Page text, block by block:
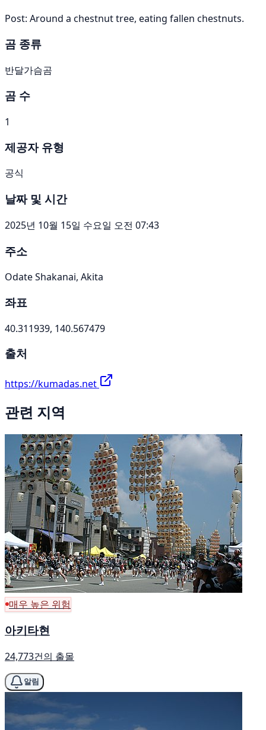
Post: Around a chestnut tree, eating fallen chestnuts.
곰 종류
반달가슴곰
곰 수
1
제공자 유형
공식
날짜 및 시간
2025년 10월 15일 수요일 오전 07:43
주소
Odate Shakanai, Akita
좌표
40.311939, 140.567479
출처
https://kumadas.net
관련 지역
매우 높은 위험
아키타현
24,773건의 출몰
알림